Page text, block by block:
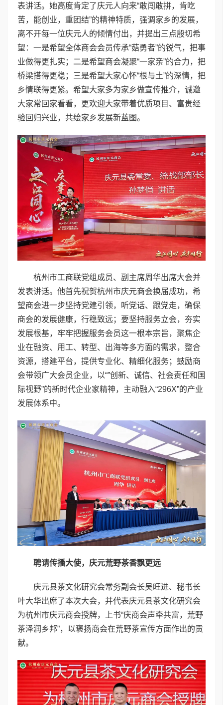
表讲话。她高度肯定了庆元人向来“敢闯敢拼，肯吃
苦，能创业，重团结”的精神特质，强调家乡的发展，
离不开每一位庆元人的倾情付出，并提出三点殷切希
望：一是希望全体商会会员传承“菇勇者”的锐气，把事
业做得更扎实；二是希望商会凝聚“一家亲”的合力，把
桥梁搭得更稳；三是希望大家心怀“根与土”的深情，把
乡情联得更紧。希望大家多为家乡做宣传推介，诚邀
大家常回家看看，更欢迎大家带着优质项目、富贵经
验回归兴业，共绘家乡发展新蓝图。
杭州市工商联党组成员、副主席周华出席大会并
发表讲话。他首先祝贺杭州市庆元商会换届成功，希
望商会进一步坚持党建引领，听党话、跟党走，确保
商会的发展健康，行稳致远；要坚持服务立会，夯实
发展根基，牢牢把握服务会员这一根本宗旨，聚焦企
业在融资、用工、转型、出海等多方面的需求，整合
资源，搭建平台，提供专业化、精细化服务；鼓励商
会带领广大会员企业，以“”创新、诚信、社会责任和国
际视野”的新时代企业家精神，主动融入“296X”的产业
发展体系中。
聘请传播大使，庆元荒野茶香飘更远
庆元县茶文化研究会常务副会长吴旺进、秘书长
叶大华出席了本次大会，并代表庆元县茶文化研究会
为杭州市庆元商会授牌，上书“庆商会声牵共富，荒野
茶泽润乡邦”，以褒扬商会在荒野茶宣传方面作出的贡
献。